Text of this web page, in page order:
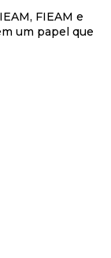
FIEAM e
um papel que